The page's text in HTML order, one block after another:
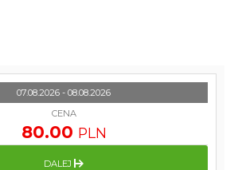
07.08.2026 - 08.08.2026
CENA
80.00 PLN
DALEJ